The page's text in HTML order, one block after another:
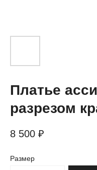
Платье
разрезом
8 500 ₽
Размер